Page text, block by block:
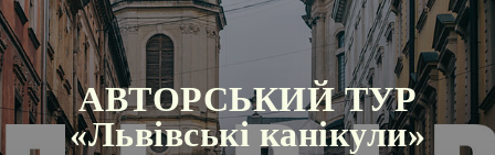
АВТОРСЬКИЙ ТУР
«Львівські канікули»